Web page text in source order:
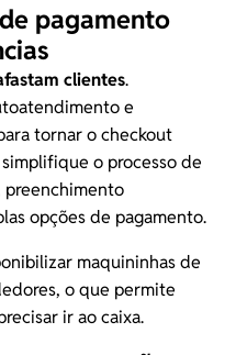
pagamento
clientes.
e
tornar o checkout
o processo de
preenchimento
opções de pagamento.
maquininhas de
o que permite
ir ao caixa.